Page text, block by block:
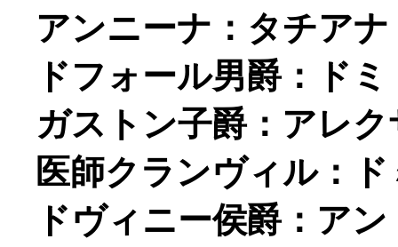
アンニーナ：タチア
ドフォール男爵：ド
ガストン子爵：アレ
医師クランヴィル：
ドヴィニー侯爵：ア